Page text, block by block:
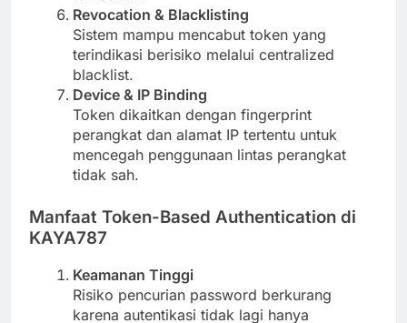
Revocation & Blacklisting
Sistem mampu mencabut token yang
terindikasi berisiko melalui centralized
blacklist.
Device & IP Binding
Token dikaitkan dengan fingerprint
perangkat dan alamat IP tertentu untuk
mencegah penggunaan lintas perangkat
tidak sah.
Manfaat Token-Based Authentication di
KAYA787
Keamanan Tinggi
Risiko pencurian password berkurang
karena autentikasi tidak lagi hanya